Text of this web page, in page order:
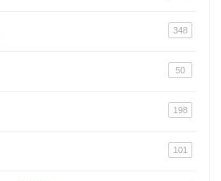
348
50
198
101